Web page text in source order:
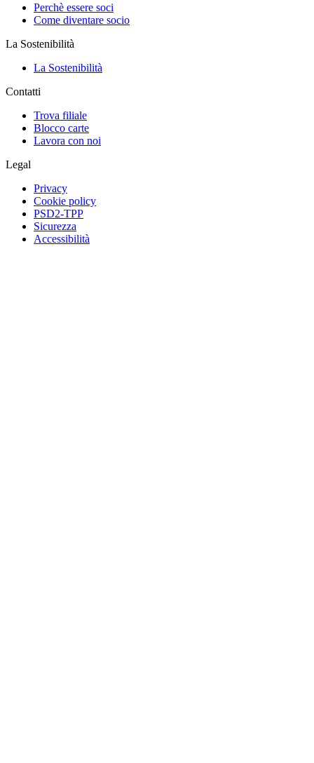
Perchè essere soci
Come diventare socio
La Sostenibilità
La Sostenibilità
Contatti
Trova filiale
Blocco carte
Lavora con noi
Legal
Privacy
Cookie policy
PSD2-TPP
Sicurezza
Accessibilità